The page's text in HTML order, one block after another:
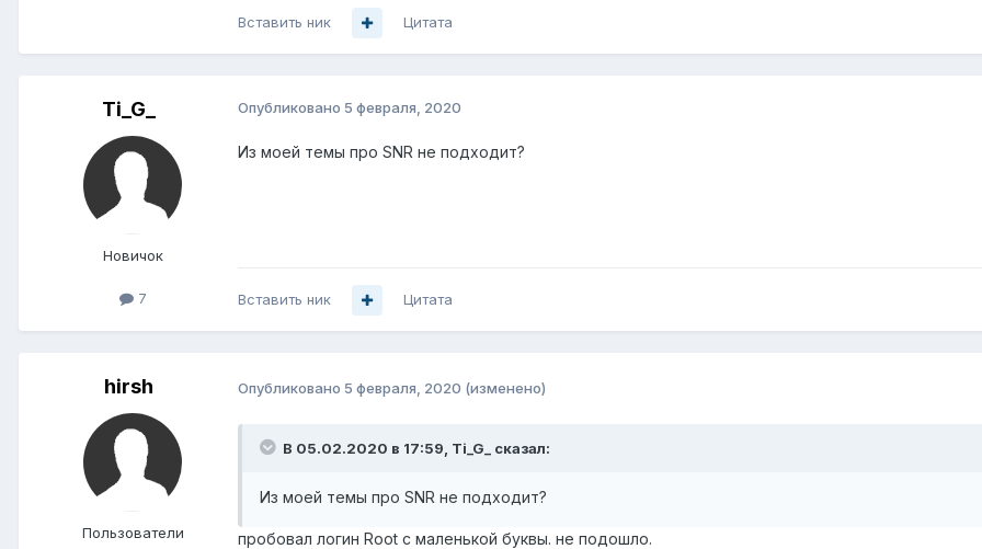
Вставить ник Цитата
Ti_G_
Новичок
7
Опубликовано 5 февраля, 2020
Из моей темы про SNR не подходит?
Вставить ник Цитата
hirsh
Пользователи
Опубликовано 5 февраля, 2020 (изменено)
В 05.02.2020 в 17:59, Ti_G_ сказал:
Из моей темы про SNR не подходит?
пробовал логин Root с маленькой буквы. не подошло.